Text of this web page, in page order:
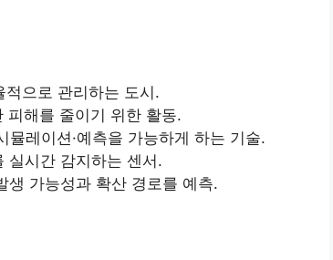
으로 관리하는 도시.
피해를 줄이기 위한 활동.
레이션·예측을 가능하게 하는 기술.
실시간 감지하는 센서.
생 가능성과 확산 경로를 예측.